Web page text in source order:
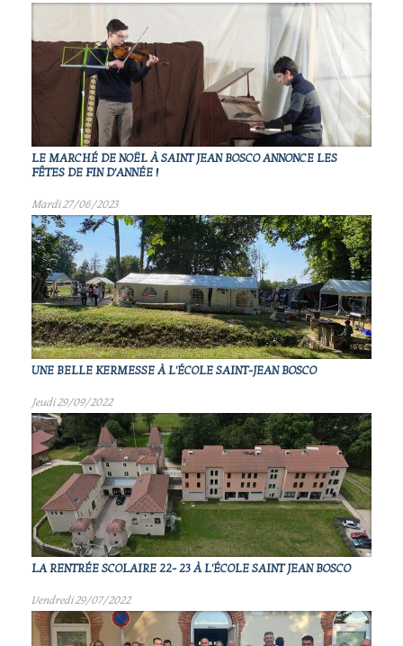
LE MARCHÉ DE NOËL À SAINT JEAN BOSCO ANNONCE LES
FÊTES DE FIN D'ANNÉE !
Mardi 27/06/2023
UNE BELLE KERMESSE À L'ÉCOLE SAINT-JEAN BOSCO
Jeudi 29/09/2022
LA RENTRÉE SCOLAIRE 22- 23 À L'ÉCOLE SAINT JEAN BOSCO
Vendredi 29/07/2022